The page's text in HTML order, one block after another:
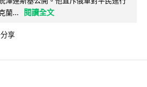
蘭...
閱讀全文
分享